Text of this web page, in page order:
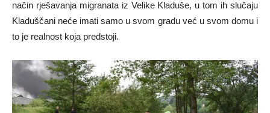
način rješavanja migranata iz Velike Kladuše, u tom ih slučaju
Kladuščani neće imati samo u svom gradu već u svom domu i
to je realnost koja predstoji.